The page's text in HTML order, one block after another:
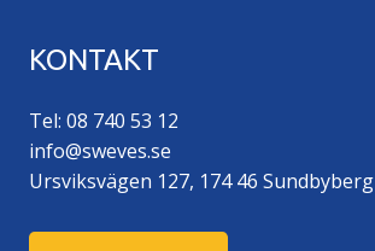
KONTAKT
Tel: 08 740 53 12
info@sweves.se
Ursviksvägen 127, 174 46 Sundbyberg